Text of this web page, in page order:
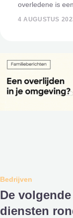
overledene is
4 AUGUSTUS
Bedrijven
De
diensten